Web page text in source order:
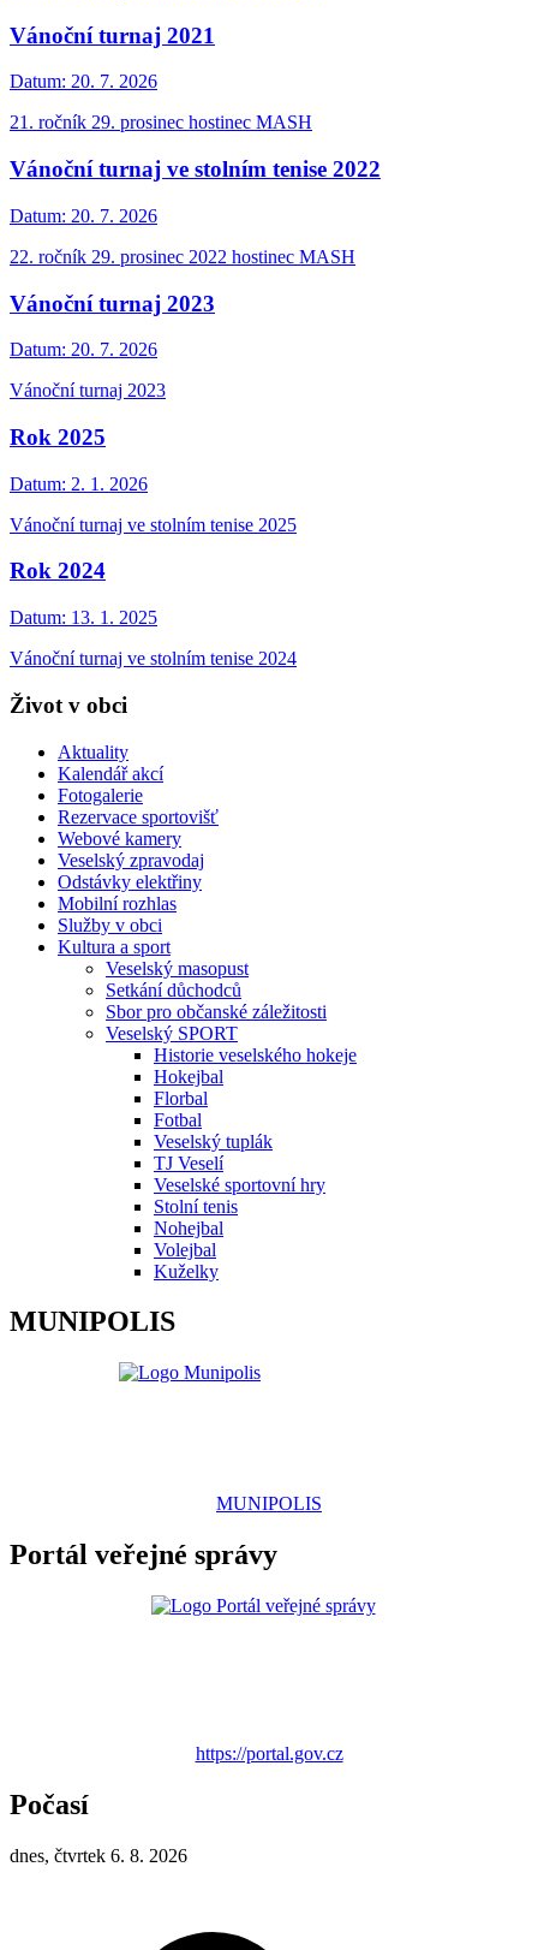
Vánoční turnaj 2021
Datum: 20. 7. 2026
21. ročník 29. prosinec hostinec MASH
Vánoční turnaj ve stolním tenise 2022
Datum: 20. 7. 2026
22. ročník 29. prosinec 2022 hostinec MASH
Vánoční turnaj 2023
Datum: 20. 7. 2026
Vánoční turnaj 2023
Rok 2025
Datum: 2. 1. 2026
Vánoční turnaj ve stolním tenise 2025
Rok 2024
Datum: 13. 1. 2025
Vánoční turnaj ve stolním tenise 2024
Život v obci
Aktuality
Kalendář akcí
Fotogalerie
Rezervace sportovišť
Webové kamery
Veselský zpravodaj
Odstávky elektřiny
Mobilní rozhlas
Služby v obci
Kultura a sport
Veselský masopust
Setkání důchodců
Sbor pro občanské záležitosti
Veselský SPORT
Historie veselského hokeje
Hokejbal
Florbal
Fotbal
Veselský tuplák
TJ Veselí
Veselské sportovní hry
Stolní tenis
Nohejbal
Volejbal
Kuželky
MUNIPOLIS
MUNIPOLIS
Portál veřejné správy
https://portal.gov.cz
Počasí
dnes, čtvrtek 6. 8. 2026